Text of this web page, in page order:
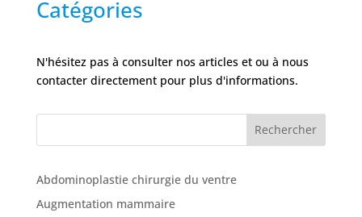
FAQ
Nos
cliniques
Catégories
N'hésitez pas à consulter nos articles et ou à nous
contacter directement pour plus d'informations.
Rechercher
Abdominoplastie chirurgie du ventre
Augmentation mammaire